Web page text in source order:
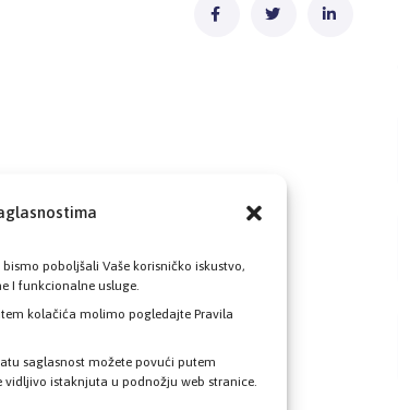
poboljšali Vaše korisničko iskustvo,
I funkcionalne usluge.
kolačića molimo pogledajte Pravila
saglasnost možete povući putem
istaknjuta u podnožju web stranice.